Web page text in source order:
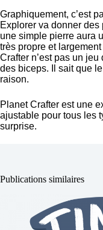
Graphiquement, c’est
Explorer va donner
une simple pierre aura
très propre et
Crafter n’est pas un
des biceps. Il sait que
raison.
Planet Crafter est une
ajustable pour tous les
surprise.
Publications similaires